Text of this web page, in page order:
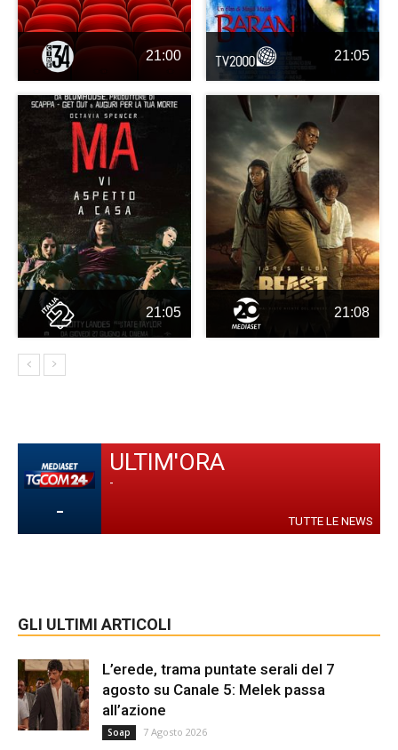
21:00 21:05
21:05 21:08
-
ULTIM'ORA
-
TUTTE LE NEWS
GLI ULTIMI ARTICOLI
L’erede, trama puntate serali del 7
agosto su Canale 5: Melek passa
all’azione
Soap 7 Agosto 2026